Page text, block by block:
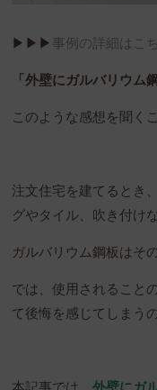
▶︎▶︎▶︎ 事例の詳細はこ
「外壁にガルバリウム
このような感想を聞く
注文住宅を建てるとき
グやタイル、吹き付け
ガルバリウム鋼板はそ
では、使用されること
て後悔を感じてしまう
本記事では、外壁にガ